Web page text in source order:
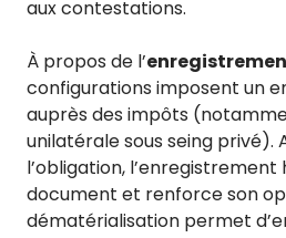
aux contestations.
À propos de l’
configurations imposent un
auprès des impôts
unilatérale sous seing privé).
l’obligation,
document et renforce son
dématérialisation permet